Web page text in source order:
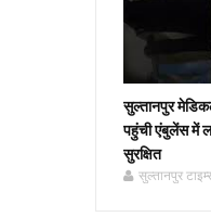
सुल्तानपुर
पहुंची एंबुलेंस में
सुरक्षित
सुल्तानपुर